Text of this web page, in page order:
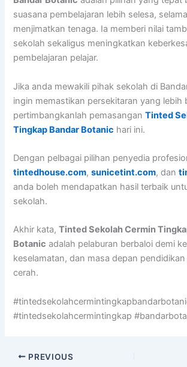
suasana pembelajaran lebih selesa,
menjimatkan tenaga. Ia memberi nilai
sekolah sekaligus meningkatkan
pembelajaran pelajar.
Jika anda mewakili pihak sekolah di
ingin memastikan persekitaran yang lebih
pertimbangkanlah pemasanganTinted
Tingkap Bandar Botanic hari ini.
Dengan pelbagai pilihan penyedia
tintedhouse.com,sunicetint.com, dan
anda boleh mendapatkan hasil terbaik
sekolah.
Akhir kata,Tinted Sekolah Cermin
Botanic adalah pelaburan berbaloi demi
keselamatan, dan masa depan
cerah.
#tintedsekolahcermintingkap
PREVIOUS